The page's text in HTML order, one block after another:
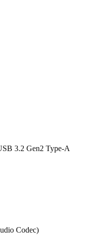
3.2 Gen2 Type-A
Codec)